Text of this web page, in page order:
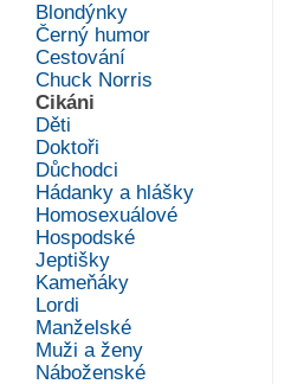
Blondýnky
Černý humor
Cestování
Chuck Norris
Cikáni
Děti
Doktoři
Důchodci
Hádanky a hlášky
Homosexuálové
Hospodské
Jeptišky
Kameňáky
Lordi
Manželské
Muži a ženy
Náboženské